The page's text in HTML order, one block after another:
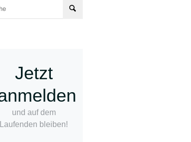
Jetzt
und auf dem
Laufenden bleiben!